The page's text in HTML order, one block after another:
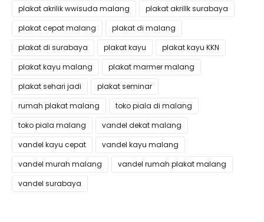
plakat akrilik wwisuda malang
plakat akrillk surabaya
plakat cepat malang
plakat di malang
plakat di surabaya
plakat kayu
plakat kayu KKN
plakat kayu malang
plakat marmer malang
plakat sehari jadi
plakat seminar
rumah plakat malang
toko piala di malang
toko piala malang
vandel dekat malang
vandel kayu cepat
vandel kayu malang
vandel murah malang
vandel rumah plakat malang
vandel surabaya